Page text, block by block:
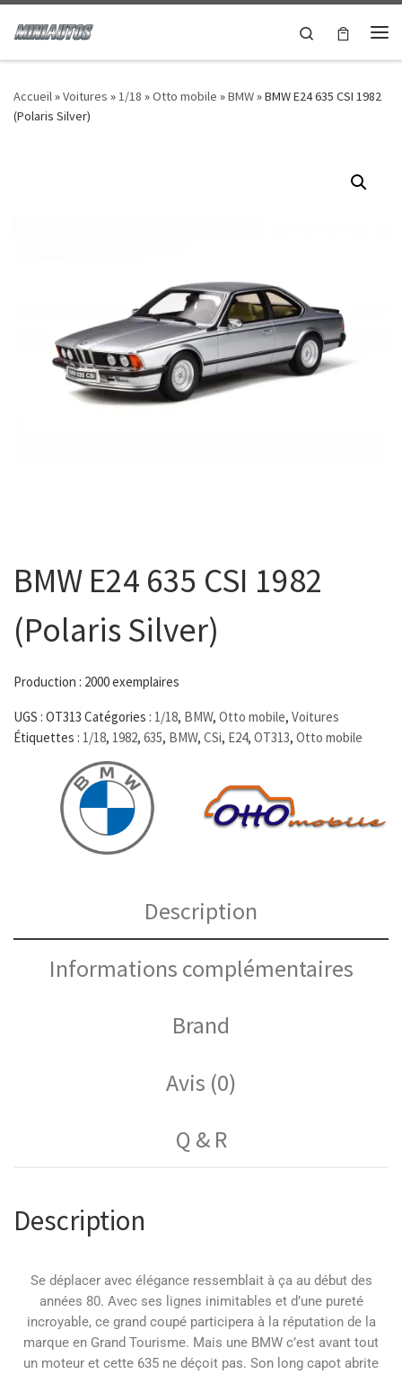
Passer au contenu Search
Accueil»Voitures »1/18 »Otto mobile »BMW»BMW E24 635 CSI 1982
(Polaris Silver)
BMW E24 635 CSI 1982
(Polaris Silver)
Production : 2000 exemplaires
UGS : OT313 Catégories : 1/18, BMW, Otto mobile, Voitures
Étiquettes : 1/18, 1982, 635, BMW, CSi, E24, OT313, Otto mobile
Description
Informations complémentaires
Brand
Avis (0)
Q & R
Description
Se déplacer avec élégance ressemblait à ça au début des
années 80. Avec ses lignes inimitables et d’une pureté
incroyable, ce grand coupé participera à la réputation de la
marque en Grand Tourisme. Mais une BMW c’est avant tout
un moteur et cette 635 ne déçoit pas. Son long capot abrite